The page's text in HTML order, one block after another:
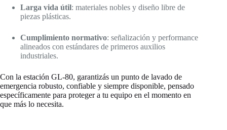
Larga vida útil: materiales nobles y diseño libre de
piezas plásticas.
Cumplimiento normativo: señalización y performance
alineados con estándares de primeros auxilios
industriales.
Con la estación GL‑80, garantizás un punto de lavado de
emergencia robusto, confiable y siempre disponible, pensado
específicamente para proteger a tu equipo en el momento en
que más lo necesita.